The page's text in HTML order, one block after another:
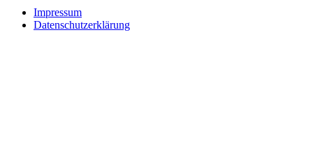
Impressum
Datenschutzerklärung